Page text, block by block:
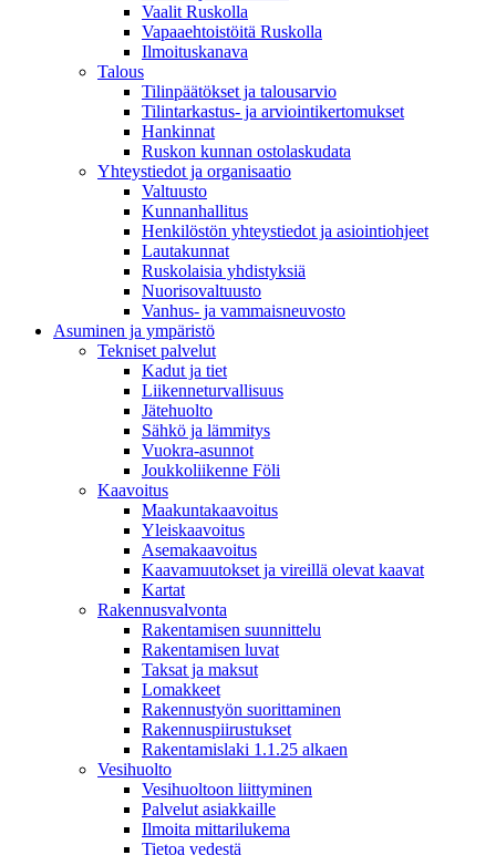
Vaalit Ruskolla
Vapaaehtoistöitä Ruskolla
Ilmoituskanava
Talous
Tilinpäätökset ja talousarvio
Tilintarkastus- ja arviointikertomukset
Hankinnat
Ruskon kunnan ostolaskudata
Yhteystiedot ja organisaatio
Valtuusto
Kunnanhallitus
Henkilöstön yhteystiedot ja asiointiohjeet
Lautakunnat
Ruskolaisia yhdistyksiä
Nuorisovaltuusto
Vanhus- ja vammaisneuvosto
Asuminen ja ympäristö
Tekniset palvelut
Kadut ja tiet
Liikenneturvallisuus
Jätehuolto
Sähkö ja lämmitys
Vuokra-asunnot
Joukkoliikenne Föli
Kaavoitus
Maakuntakaavoitus
Yleiskaavoitus
Asemakaavoitus
Kaavamuutokset ja vireillä olevat kaavat
Kartat
Rakennusvalvonta
Rakentamisen suunnittelu
Rakentamisen luvat
Taksat ja maksut
Lomakkeet
Rakennustyön suorittaminen
Rakennuspiirustukset
Rakentamislaki 1.1.25 alkaen
Vesihuolto
Vesihuoltoon liittyminen
Palvelut asiakkaille
Ilmoita mittarilukema
Tietoa vedestä